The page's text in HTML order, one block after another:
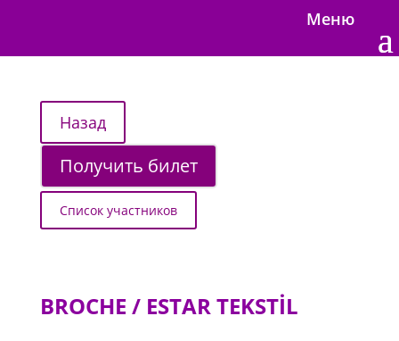
Меню
Получить билет
Список участников
BROCHE / ESTAR TEKSTİL